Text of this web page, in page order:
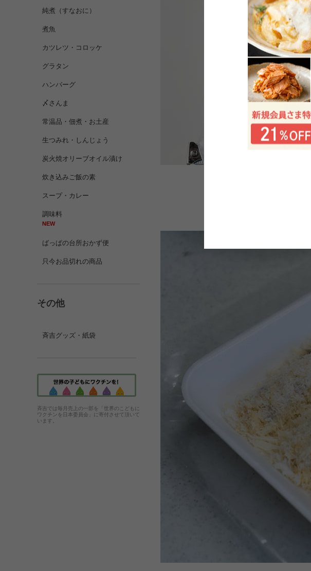
純煮（すなおに）
煮魚
カツレツ・コロッケ
グラタン
ハンバーグ
〆さんま
常温品・佃煮・お土産
生つみれ・しんじょう
炭火焼オリーブオイル漬け
炊き込みご飯の素
スープ・カレー
調味料
NEW
ばっぱの台所おかず便
只今お品切れの商品
その他
斉吉グッズ・紙袋
斉吉では毎月売上の一部を「世界のこどもに
ワクチンを日本委員会」に寄付させて頂いて
います。